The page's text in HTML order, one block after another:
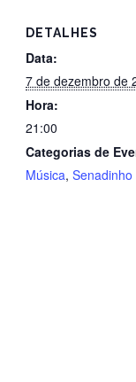
DETALHES
Data:
7 de dezembro de
Hora:
21:00
Categorias de
Música, Senadinho